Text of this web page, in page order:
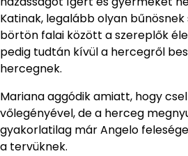
Katinak, legalább olyan bűnösnek
börtön falai között a szereplők
pedig tudtán kívül a hercegről
hercegnek.
Mariana aggódik amiatt, hogy
vőlegényével, de a herceg
gyakorlatilag már Angelo
a tervüknek.